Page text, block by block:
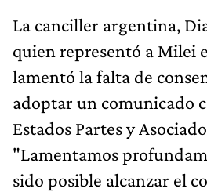
La canciller argentina,
quien representó a Milei
lamentó la falta de
adoptar un comunicado
Estados Partes y
"Lamentamos
sido posible alcanzar el